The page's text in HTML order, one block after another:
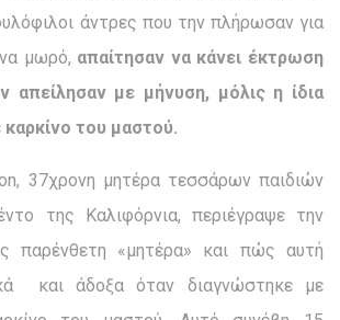
άντρες που την πλήρωσαν για
μωρό, απαίτησαν να κάνει έκτρωση
απείλησαν με μήνυση, μόλις η ίδια
του μαστού.
37χρονη μητέρα τεσσάρων παιδιών
της Καλιφόρνια, περιέγραψε την
παρένθετη «μητέρα» και πώς αυτή
και άδοξα όταν διαγνώστηκε με